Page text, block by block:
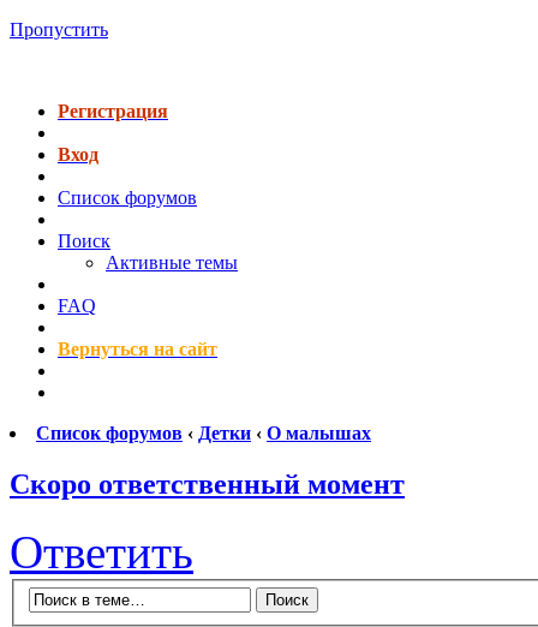
Пропустить
Регистрация
Вход
Список форумов
Поиск
Активные темы
FAQ
Вернуться на сайт
Список форумов ‹ Детки ‹ О малышах
Скоро ответственный момент
Ответить